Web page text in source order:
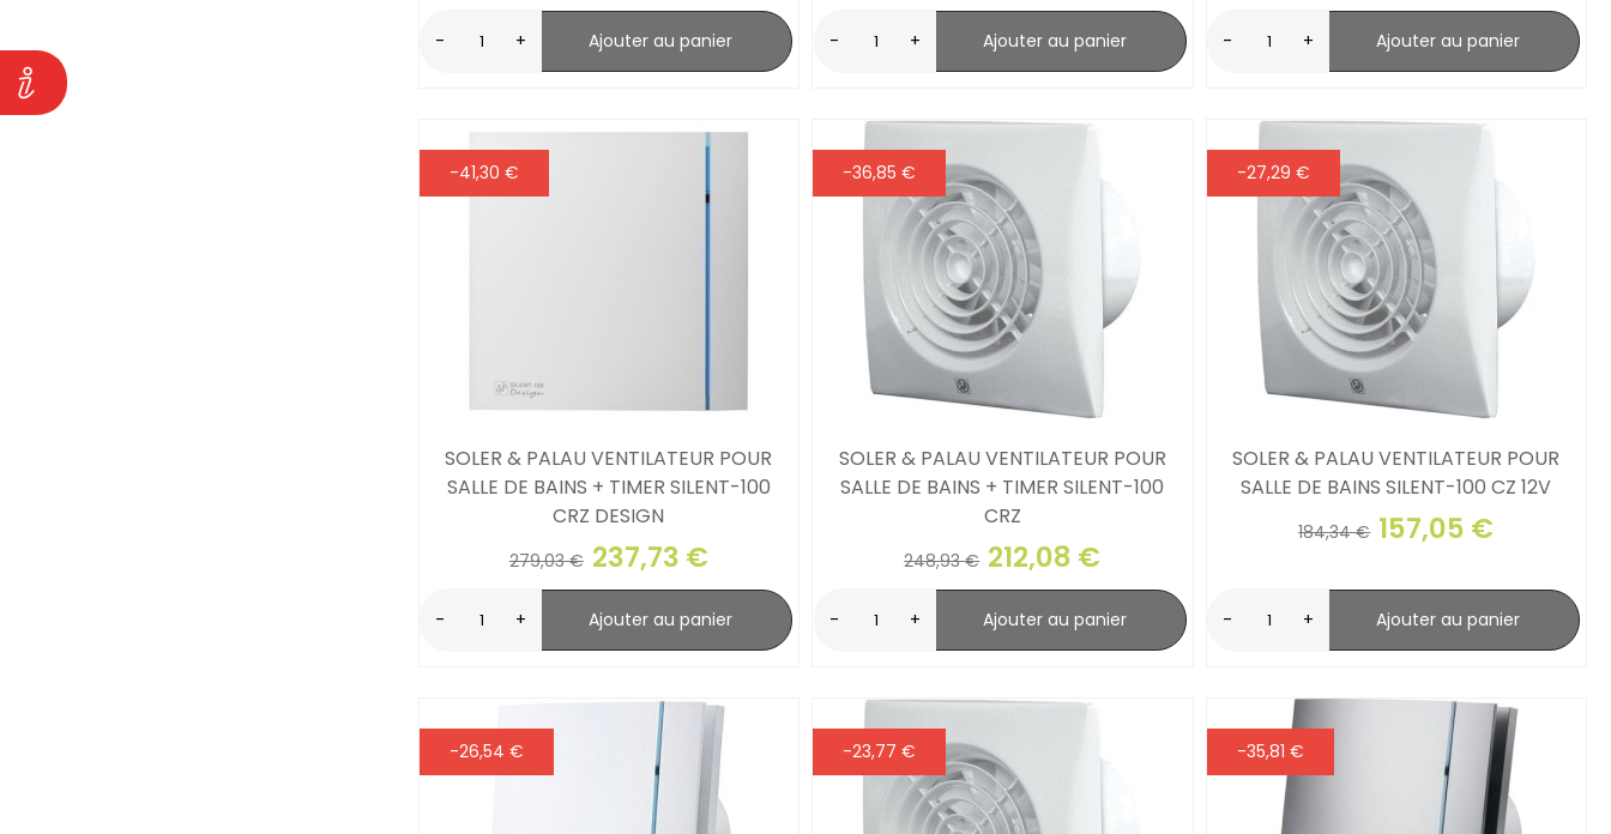
- + Ajouter au panier - + Ajouter au panier - + Ajouter au panier
SOLER & PALAU VENTILATEUR POUR
SALLE DE BAINS + TIMER SILENT-100
CRZ DESIGN
279,03 € 237,73 €
- + Ajouter au panier
-41,30 €
SOLER & PALAU VENTILATEUR POUR
SALLE DE BAINS + TIMER SILENT-100
CRZ
248,93 € 212,08 €
- + Ajouter au panier
-36,85 €
SOLER & PALAU VENTILATEUR POUR
SALLE DE BAINS SILENT-100 CZ 12V
184,34 € 157,05 €
- + Ajouter au panier
-27,29 €
-26,54 € -23,77 € -35,81 €